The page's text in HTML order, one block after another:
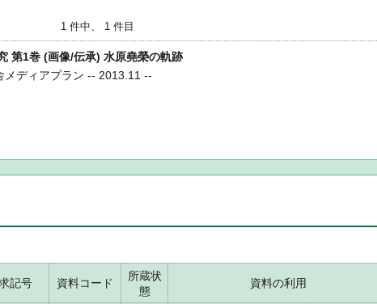
1 件中、 1 件目
第1巻 (画像/伝承) 水原堯榮の軌跡
メディアプラン -- 2013.11 --
記号 資料コード
所蔵状
態
資料の利用